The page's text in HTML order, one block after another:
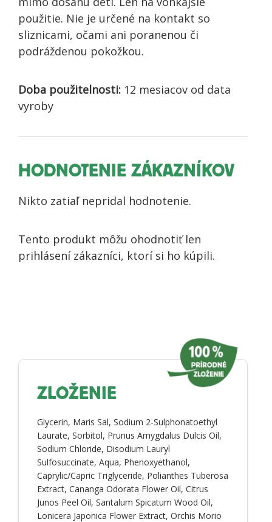
použitie. Nie je určené na kontakt so
sliznicami, očami ani poranenou či
podráždenou pokožkou.
Doba použitelnosti: 12 mesiacov od data
vyroby
HODNOTENIE ZÁKAZNÍKOV
Nikto zatiaľ nepridal hodnotenie.
Tento produkt môžu ohodnotiť len
prihlásení zákazníci, ktorí si ho kúpili.
ZLOŽENIE
Glycerin, Maris Sal, Sodium 2-Sulphonatoethyl
Laurate, Sorbitol, Prunus Amygdalus Dulcis Oil,
Sodium Chloride, Disodium Lauryl
Sulfosuccinate, Aqua, Phenoxyethanol,
Caprylic/Capric Triglyceride, Polianthes Tuberosa
Extract, Cananga Odorata Flower Oil, Citrus
Junos Peel Oil, Santalum Spicatum Wood Oil,
Lonicera Japonica Flower Extract, Orchis Morio